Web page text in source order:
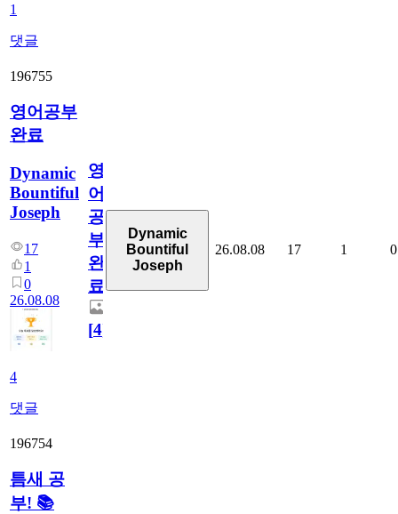
1
댓글
196755
영어공부
완료
Dynamic
Bountiful
Joseph
17
1
0
26.08.08
4
댓글
영
어
공
부
완
료
[4]
Dynamic
Bountiful
Joseph
26.08.08 17 1 0
196754
틈새 공
부! 📚